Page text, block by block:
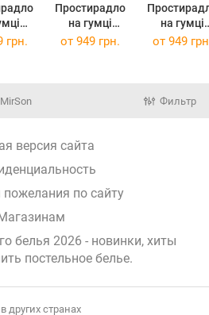
Elite
Простирадло
на гумці
Ranforce Elite
на гумці
Ranforce
грн. от 949 грн. от 949
MirSon Фильтр
версия сайта
по сайту
белья 2026 - новинки, хиты
постельное белье.
других странах